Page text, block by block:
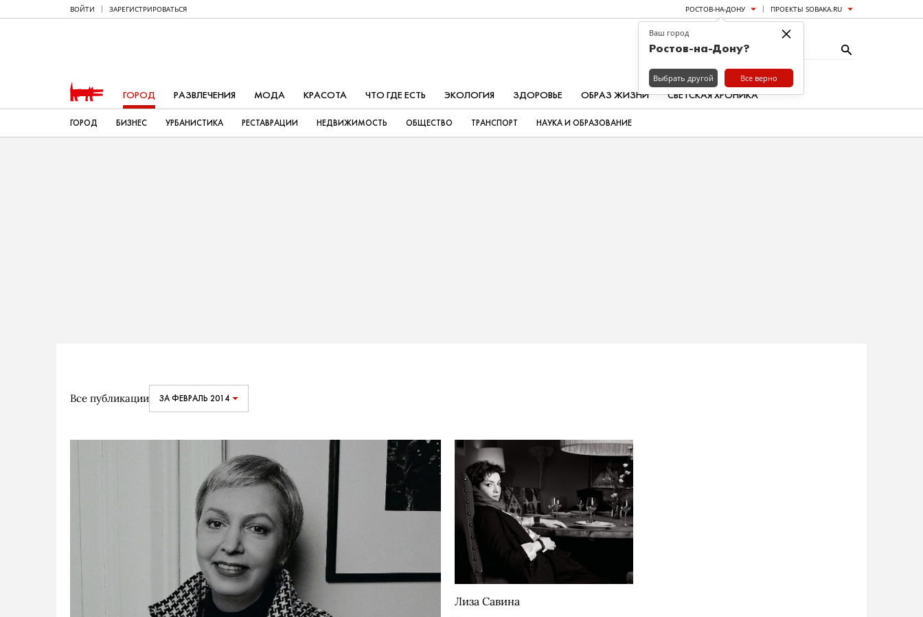
ВОЙТИ ЗАРЕГИСТРИРОВАТЬСЯ РОСТОВ-НА-ДОНУ ПРОЕКТЫ SOBAKA.RU
ГОРОД РАЗВЛЕЧЕНИЯ МОДА КРАСОТА ЧТО ГДЕ ЕСТЬ ЭКОЛОГИЯ ЗДОРОВЬЕ ОБРАЗ ЖИЗНИ СВЕТСКАЯ ХРОНИКА
ГОРОД БИЗНЕС УРБАНИСТИКА РЕСТАВРАЦИИ НЕДВИЖИМОСТЬ ОБЩЕСТВО ТРАНСПОРТ НАУКА И ОБРАЗОВАНИЕ
Все публикации ЗА ФЕВРАЛЬ 2014
Лиза Савина
×
Ваш город
Ростов-на-Дону?
Выбрать другой Все верно